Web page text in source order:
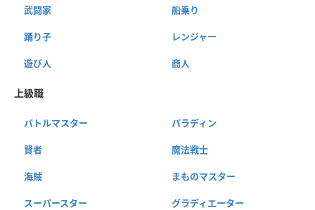
武闘家 船乗り
踊り子 レンジャー
遊び人 商人
上級職
バトルマスター パラディン
賢者 魔法戦士
海賊 まものマスター
スーパースター グラディエーター